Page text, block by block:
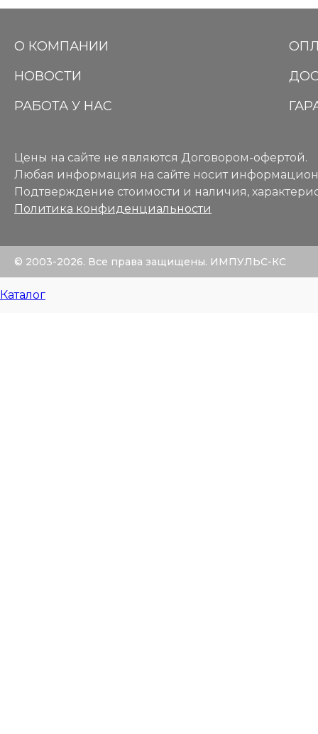
О КОМПАНИИ
НОВОСТИ
РАБОТА У НАС
Цены на сайте не являются Договором-офертой.
Любая информация на сайте носит
Подтверждение стоимости и наличия,
Политика конфиденциальности
© 2003-2026. Все права защищены. ИМПУЛЬС-КС
Каталог